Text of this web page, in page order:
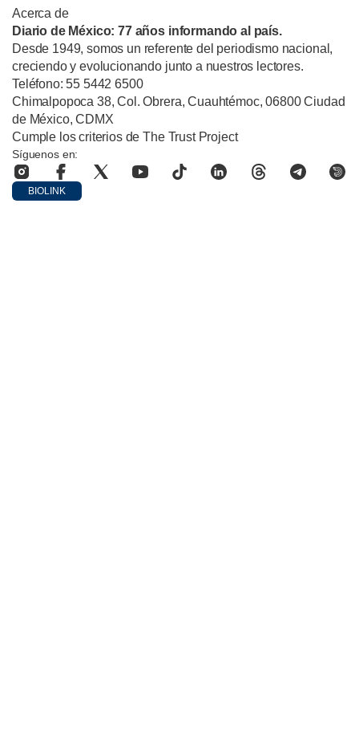
Acerca de
Diario de México: 77 años informando al país.
Desde 1949, somos un referente del periodismo nacional,
creciendo y evolucionando junto a nuestros lectores.
Teléfono: 55 5442 6500
Chimalpopoca 38, Col. Obrera, Cuauhtémoc, 06800 Ciudad
de México, CDMX
Cumple los criterios de The Trust Project
Síguenos en:
BIOLINK